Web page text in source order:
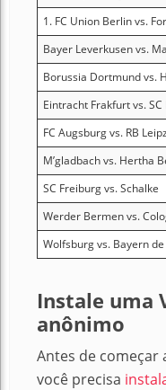
1. FC Union Berlin vs.
Bayer Leverkusen vs.
Borussia Dortmund vs.
Eintracht Frakfurt vs.
FC Augsburg vs. RB
M’gladbach vs. Hertha
SC Freiburg vs. Schalke
Werder Bermen vs.
Wolfsburg vs. Bayern
Instale uma
anônimo
Antes de começar
você precisa